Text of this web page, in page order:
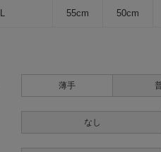
L 55cm 50cm
薄手
なし